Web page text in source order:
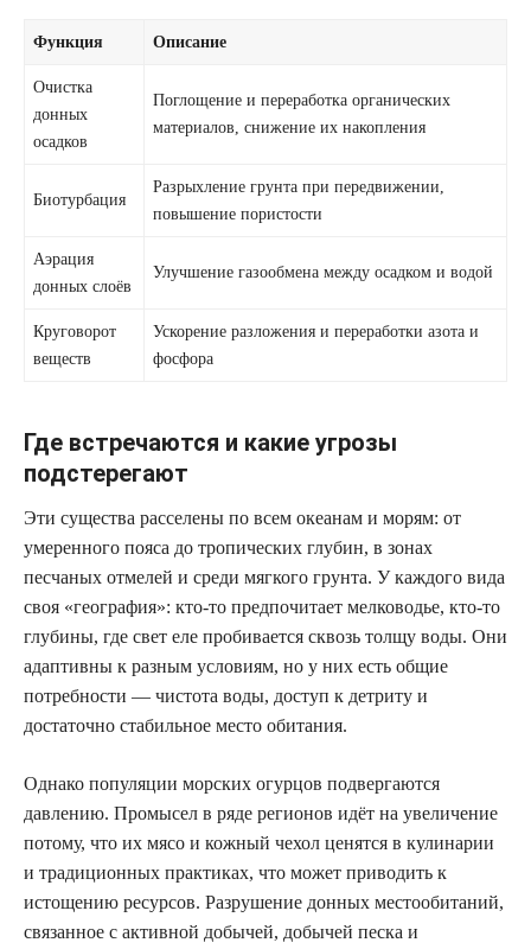
Функция Описание
Очистка
донных
осадков
Поглощение и переработка органических
материалов, снижение их накопления
Биотурбация
Разрыхление грунта при передвижении,
повышение пористости
Аэрация
донных слоёв
Улучшение газообмена между осадком и водой
Круговорот
веществ
Ускорение разложения и переработки азота и
фосфора
Где встречаются и какие угрозы
подстерегают
Эти существа расселены по всем океанам и морям: от
умеренного пояса до тропических глубин, в зонах
песчаных отмелей и среди мягкого грунта. У каждого вида
своя «география»: кто-то предпочитает мелководье, кто-то
глубины, где свет еле пробивается сквозь толщу воды. Они
адаптивны к разным условиям, но у них есть общие
потребности — чистота воды, доступ к детриту и
достаточно стабильное место обитания.
Однако популяции морских огурцов подвергаются
давлению. Промысел в ряде регионов идёт на увеличение
потому, что их мясо и кожный чехол ценятся в кулинарии
и традиционных практиках, что может приводить к
истощению ресурсов. Разрушение донных местообитаний,
связанное с активной добычей, добычей песка и